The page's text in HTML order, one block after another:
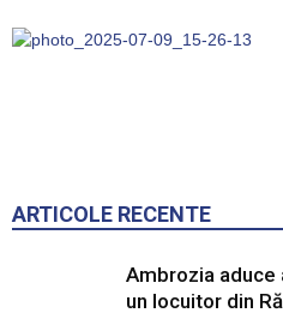
ARTICOLE RECENTE
Ambrozia aduce
un locuitor din